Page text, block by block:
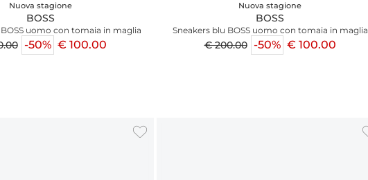
Nuova stagione
BOSS
uomo con tomaia in maglia
-50% € 100.00
Nuova stagione
BOSS
Sneakers blu BOSS uomo con tomaia in maglia
€ 200.00 -50% € 100.00